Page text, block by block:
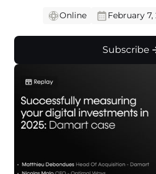
Online February 7,
Subscribe